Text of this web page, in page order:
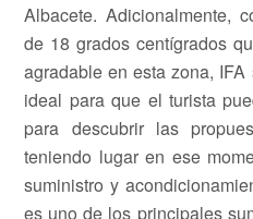
Albacete. Adicionalmente,
de 18 grados centígrados
agradable en esta zona,
ideal para que el turista
para descubrir las
teniendo lugar en ese
suministro y
es uno de los principales